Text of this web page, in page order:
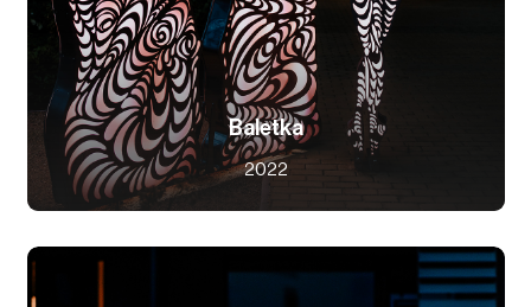
Baletka
2022